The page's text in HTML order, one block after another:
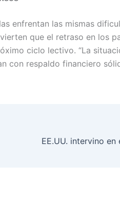
enfrentan las mismas
que el retraso en los
ciclo lectivo. “La
con respaldo financiero